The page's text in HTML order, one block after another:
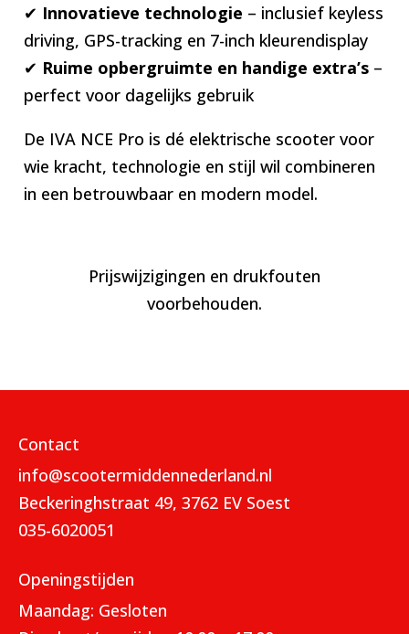
✔ Innovatieve technologie – inclusief keyless
driving, GPS-tracking en 7-inch kleurendisplay
✔ Ruime opbergruimte en handige extra’s –
perfect voor dagelijks gebruik
De IVA NCE Pro is dé elektrische scooter voor
wie kracht, technologie en stijl wil combineren
in een betrouwbaar en modern model.
Prijswijzigingen en drukfouten
voorbehouden.
Contact
info@scootermiddennederland.nl
Beckeringhstraat 49, 3762 EV Soest
035-6020051
Openingstijden
Maandag: Gesloten